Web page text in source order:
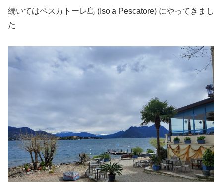
続いてはペスカトーレ島 (Isola Pescatore) にやってきまし
た